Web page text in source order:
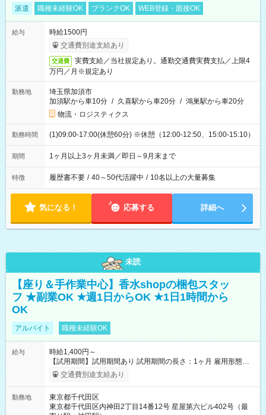
派遣 職種未経験OK ブランクOK WEB登録・面接OK
給与
時給1500円
交通費別途支給あり
交通費
実費支給／当社規定あり。通勤交通費実費支払／上限4
万円／月※規定あり
勤務地
埼玉県加須市
加須駅から車10分 / 久喜駅から車20分 / 鴻巣駅から車20分
物流・ロジスティクス
勤務時間 (1)09:00-17:00(休憩60分) ※休憩（12:00-12:50、15:00-15:10）
期間 1ヶ月以上3ヶ月未満／即日～9月末まで
特徴 履歴書不要 / 40～50代活躍中 / 10名以上の大量募集
気になる！ 応募する 詳細へ
未読
【座り＆手作業中心】香水shopの梱包スタッ
フ ★副業OK ★週1日からOK ★1日1時間から
OK
アルバイト 職種未経験OK
給与
時給1,400円～
【試用期間】試用期間あり 試用期間の長さ：1ヶ月 雇用形態、
給与は本採用時と同じです。
交通費別途支給あり
勤務地
東京都千代田区
東京都千代田区内神田2丁目14番12号 星屋第六ビル402号（最